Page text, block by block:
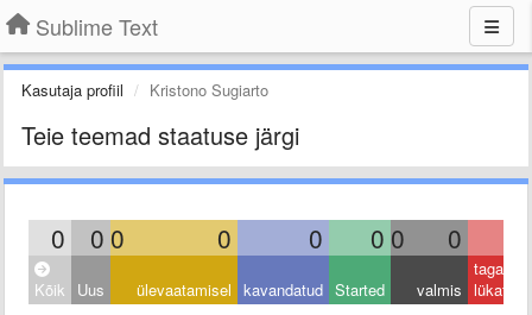
Sublime Text
Kasutaja profiil Kristono Sugiarto
Teie teemad staatuse järgi
0 0 0 0 0 0 0 0
Kõik Uus ülevaatamisel kavandatud Started valmis
tagasi
lükatud